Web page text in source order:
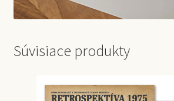
Súvisiace produkty